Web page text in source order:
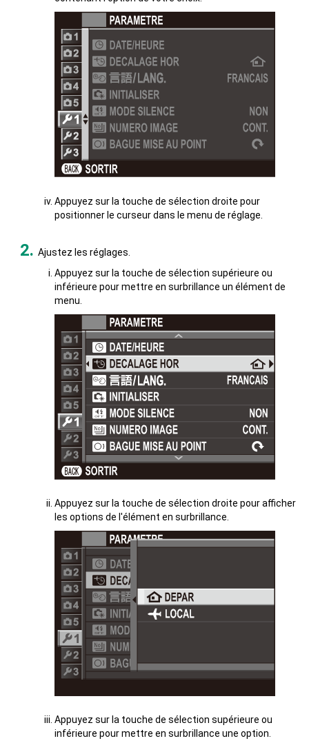
Appuyez sur la touche de sélection droite pour
positionner le curseur dans le menu de réglage.
Ajustez les réglages.
Appuyez sur la touche de sélection supérieure ou
inférieure pour mettre en surbrillance un élément de
menu.
Appuyez sur la touche de sélection droite pour afficher
les options de l'élément en surbrillance.
Appuyez sur la touche de sélection supérieure ou
inférieure pour mettre en surbrillance une option.